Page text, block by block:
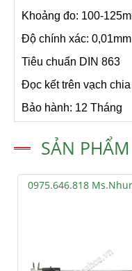
Khoảng đo: 100-
Độ chính xác: 0,01mm
Tiêu chuẩn DIN 863
Đọc kết trên vạch chia
Bảo hành: 12 Tháng
SẢN
0975.646.818